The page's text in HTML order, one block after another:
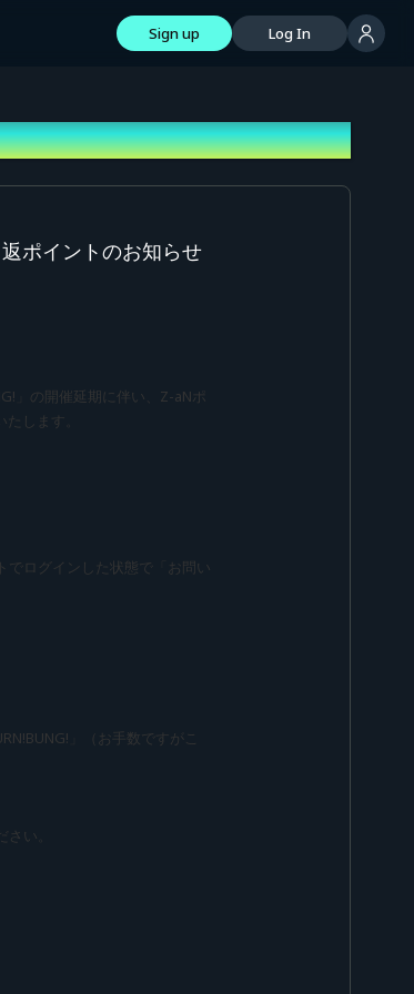
Sign up Log In
ポイントのお知らせ
」の開催延期に伴い、Z-aNポ
します。
でログインした状態で「お問い
」（お手数ですがこ
い。